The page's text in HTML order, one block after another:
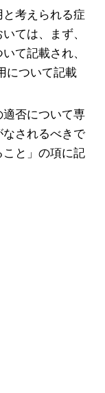
と考えられる症
ては、まず、
て記載され、
について記載
否について専
されるべきで
と」の項に記